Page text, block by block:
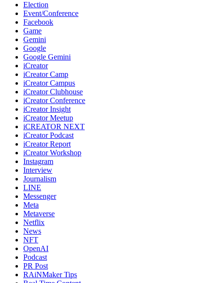
Election
Event/Conference
Facebook
Game
Gemini
Google
Google Gemini
iCreator
iCreator Camp
iCreator Campus
iCreator Clubhouse
iCreator Conference
iCreator Insight
iCreator Meetup
iCREATOR NEXT
iCreator Podcast
iCreator Report
iCreator Workshop
Instagram
Interview
Journalism
LINE
Messenger
Meta
Metaverse
Netflix
News
NFT
OpenAI
Podcast
PR Post
RAiNMaker Tips